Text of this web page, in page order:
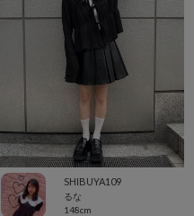
SHIBUYA109
るな
148cm